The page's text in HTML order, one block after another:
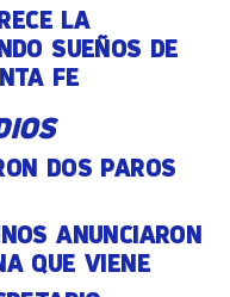
LA
SUEÑOS DE
FE
DOS PAROS
ANUNCIARON
QUE VIENE